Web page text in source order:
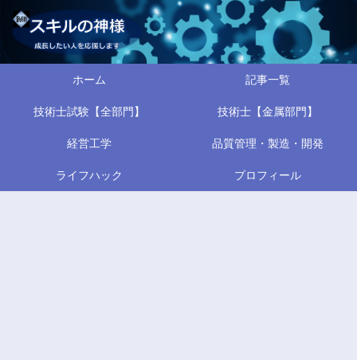
ホーム 記事一覧
技術士試験【全部門】 技術士【金属部門】
経営工学 品質管理・製造・開発
ライフハック プロフィール